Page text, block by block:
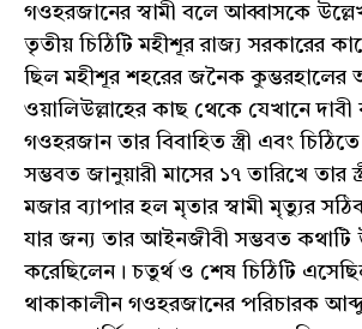
গওহরজানের স্বামী বলে আব্বাসকে
তৃতীয় চিঠিটি মহীশূর রাজ্য সরকারের
ছিল মহীশূর শহরের জনৈক কুম্ভরহালের
ওয়ালিউল্লাহের কাছ থেকে যেখানে
গওহরজান তার বিবাহিত স্ত্রী এবং
সম্ভবত জানুয়ারী মাসের ১৭ তারিখে তার
মজার ব্যাপার হল মৃতার স্বামী মৃত্যুর
যার জন্য তার আইনজীবী সম্ভবত কথাটি
করেছিলেন। চতুর্থ ও শেষ চিঠিটি
থাকাকালীন গওহরজানের পরিচারক